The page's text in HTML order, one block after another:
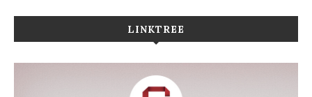
LINKTREE